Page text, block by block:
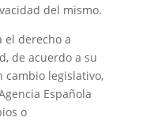
del mismo.
el derecho a
de acuerdo a su
cambio legislativo,
Española
o